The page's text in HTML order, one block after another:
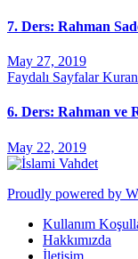
7. Ders: Rahman
May 27, 2019
Faydalı Sayfalar
6. Ders: Rahman ve
May 22, 2019
Proudly powered by
Kullanım
Hakkımızda
İletişim